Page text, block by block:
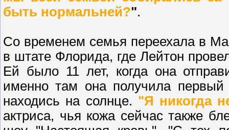
быть нормальней?".
Со временем семья переехала в
в штате Флорида, где Лейтон
Ей было 11 лет, когда она
именно там она получила
находись на солнце. "Я никогда
актриса, чья кожа сейчас также